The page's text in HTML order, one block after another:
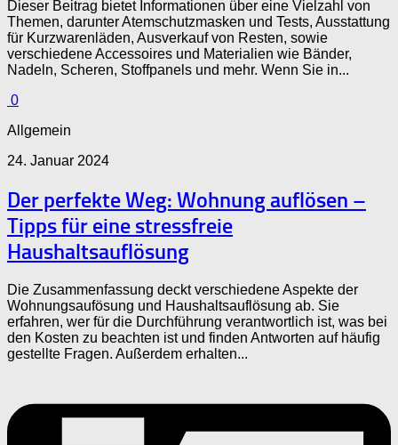
Dieser Beitrag bietet Informationen über eine Vielzahl von
Themen, darunter Atemschutzmasken und Tests, Ausstattung
für Kurzwarenläden, Ausverkauf von Resten, sowie
verschiedene Accessoires und Materialien wie Bänder,
Nadeln, Scheren, Stoffpanels und mehr. Wenn Sie in...
0
Allgemein
24. Januar 2024
Der perfekte Weg: Wohnung auflösen –
Tipps für eine stressfreie
Haushaltsauflösung
Die Zusammenfassung deckt verschiedene Aspekte der
Wohnungsaufösung und Haushaltsauflösung ab. Sie
erfahren, wer für die Durchführung verantwortlich ist, was bei
den Kosten zu beachten ist und finden Antworten auf häufig
gestellte Fragen. Außerdem erhalten...